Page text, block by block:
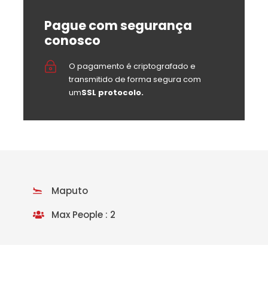
Pague com segurança
conosco
O pagamento é criptografado e
transmitido de forma segura com
umSSL protocolo.
Maputo
Max People : 2